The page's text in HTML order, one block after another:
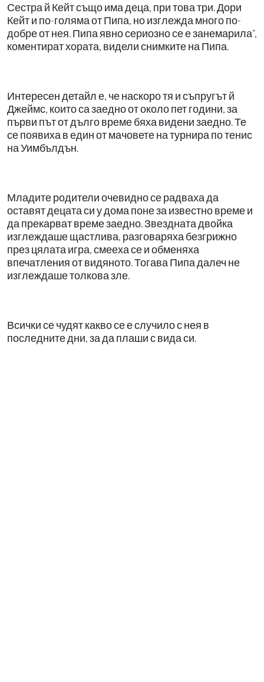
Сестра й Кейт също има деца, при това три. Дори
Кейт и по-голяма от Пипа, но изглежда много по-
добре от нея. Пипа явно сериозно се е занемарила“,
коментират хората, видели снимките на Пипа.
Интересен детайл е, че наскоро тя и съпругът й
Джеймс, които са заедно от около пет години, за
първи път от дълго време бяха видени заедно. Те
се появиха в един от мачовете на турнира по тенис
на Уимбълдън.
Младите родители очевидно се радваха да
оставят децата си у дома поне за известно време и
да прекарват време заедно. Звездната двойка
изглеждаше щастлива, разговаряха безгрижно
през цялата игра, смееха се и обменяха
впечатления от видяното. Тогава Пипа далеч не
изглеждаше толкова зле.
Всички се чудят какво се е случило с нея в
последните дни, за да плаши с вида си.